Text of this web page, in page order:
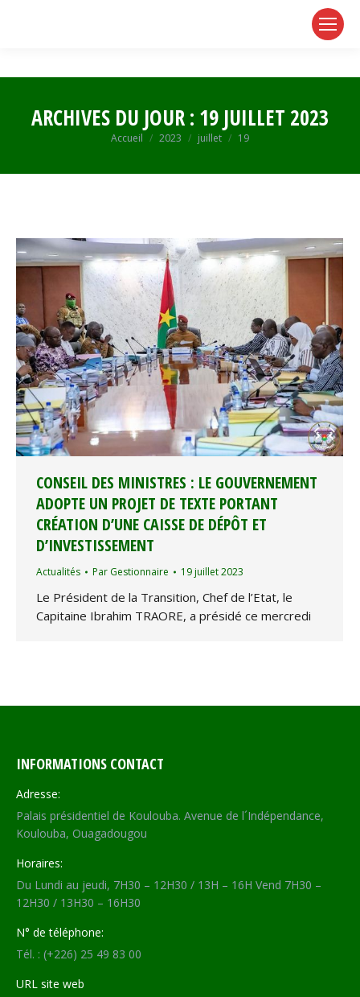
ARCHIVES DU JOUR : 19 JUILLET 2023
Vous êtes ici :
Accueil 2023 juillet 19
CONSEIL DES MINISTRES : LE GOUVERNEMENT
ADOPTE UN PROJET DE TEXTE PORTANT
CRÉATION D’UNE CAISSE DE DÉPÔT ET
D’INVESTISSEMENT
Actualités Par Gestionnaire 19 juillet 2023
Le Président de la Transition, Chef de l’Etat, le
Capitaine Ibrahim TRAORE, a présidé ce mercredi
INFORMATIONS CONTACT
Adresse:
Palais présidentiel de Koulouba. Avenue de l´Indépendance,
Koulouba, Ouagadougou
Horaires:
Du Lundi au jeudi, 7H30 – 12H30 / 13H – 16H Vend 7H30 –
12H30 / 13H30 – 16H30
N° de téléphone:
Tél. : (+226) 25 49 83 00
URL site web